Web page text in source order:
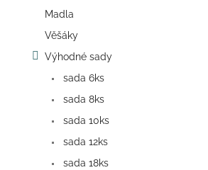
Madla
Věšáky
Výhodné sady
sada 6ks
sada 8ks
sada 10ks
sada 12ks
sada 18ks